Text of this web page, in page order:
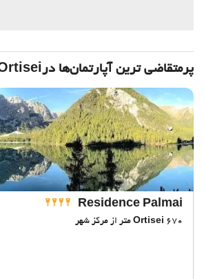
پرمتقاضی ترین آپارتمان‌‌ها درOrtisei
Residence Palmai
Ortisei 670 متر از مرکز شهر